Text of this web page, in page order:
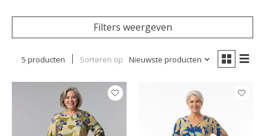
Filters weergeven
5 producten Sorteren op Nieuwste producten